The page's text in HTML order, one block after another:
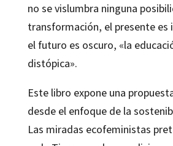
no se vislumbra ninguna
transformación, el presente es
el futuro es oscuro, «la
distópica».
Este libro expone una
desde el enfoque de la
Las miradas ecofeministas